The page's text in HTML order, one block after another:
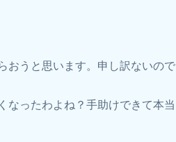
おうと思います。申し訳ないので
なったわよね？手助けできて本当